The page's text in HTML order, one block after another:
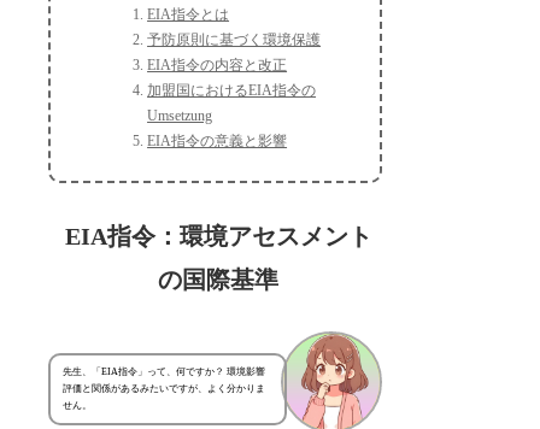
EIA指令とは
予防原則に基づく環境保護
EIA指令の内容と改正
加盟国におけるEIA指令の
Umsetzung
EIA指令の意義と影響
EIA指令：環境アセスメント
の国際基準
先生、「EIA指令」って、何ですか？ 環境影響
評価と関係があるみたいですが、よく分かりま
せん。